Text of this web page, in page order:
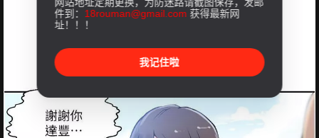
件到： 18rouman@gmail.com 获得最新网
址！！！
我记住啦